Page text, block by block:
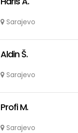
Sarajevo
Aldin Š.
Sarajevo
Profi M.
Sarajevo